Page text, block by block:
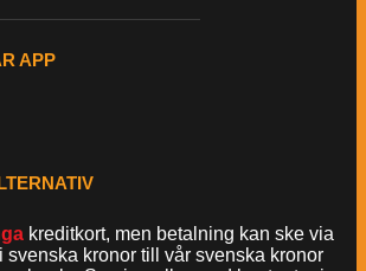
APP
kreditkort, men betalning kan ske via
svenska kronor till vår svenska kronor